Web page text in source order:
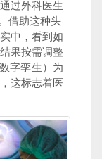
过外科医生
借助这种头
中，看到如
果按需调整
字孪生）为
这标志着医